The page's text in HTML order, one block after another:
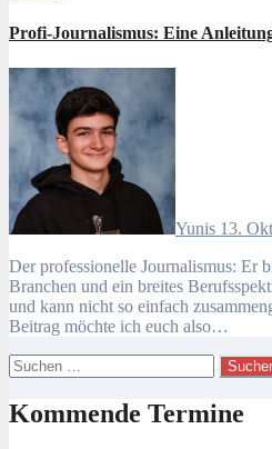
Profi-Journalismus: Eine
Yunis 13.
Der professionelle Journalismus: Er bietet viele verschiedene
Branchen und ein breites
und kann nicht so einfach
Beitrag möchte ich euch also…
Suchen
nach:
Kommende Termine